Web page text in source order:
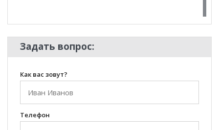
Задать вопрос:
Как вас зовут?
Телефон